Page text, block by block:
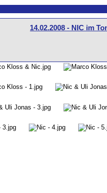
14.02.2008 - NIC im